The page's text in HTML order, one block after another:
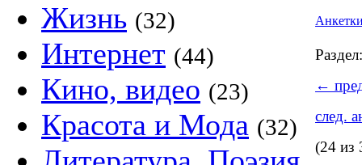
Жизнь (32)
Интернет (44)
Кино, видео (23)
Красота и Мода (32)
←
след.
(24 из